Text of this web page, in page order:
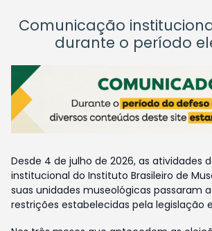
Comunicação
durante o período
Desde 4 de julho de 2026, as atividades
institucional do Instituto Brasileiro de
suas unidades museológicas passaram
restrições estabelecidas pela legislação